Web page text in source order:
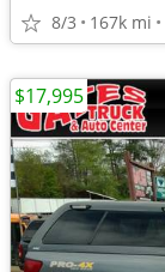
8/3 167k mi
$17,995